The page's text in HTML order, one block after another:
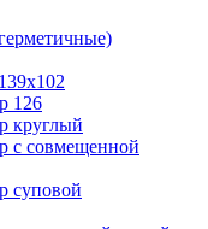
126
круглый
с совмещенной
суповой